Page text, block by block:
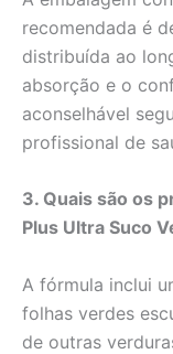
recomendada é
distribuída ao
absorção e o
aconselhável
profissional de
3. Quais são os
Plus Ultra Suco
A fórmula inclui
folhas verdes
de outras